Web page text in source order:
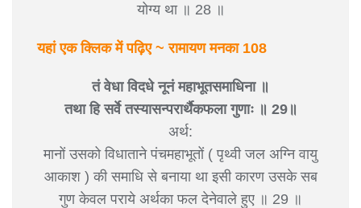
योग्य था ॥ 28 ॥
यहां एक क्लिक में पढ़िए ~ रामायण मनका 108
तं वेधा विदधे नूनं महाभूतसमाधिना ॥
तथा हि सर्वे तस्यासन्परार्थैकफला गुणाः ॥ 29॥
अर्थ:
मानों उसको विधाताने पंचमहाभूतों ( पृथ्वी जल अग्नि वायु
आकाश ) की समाधि से बनाया था इसी कारण उसके सब
गुण केवल पराये अर्थका फल देनेवाले हुए ॥ 29 ॥